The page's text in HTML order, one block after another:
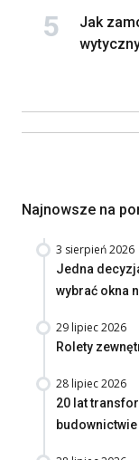
Jak
Najnowsze na
3 sierpień 2026
Jedna
wybrać okna
29 lipiec 2026
Rolety
28 lipiec 2026
20 lat
budownictwie